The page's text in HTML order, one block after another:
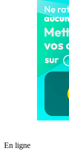
En ligne